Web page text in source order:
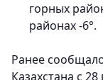
горных
районах -6°.
Ранее
Казахстана с